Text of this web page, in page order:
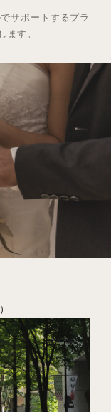
サポートするプラ
ます。